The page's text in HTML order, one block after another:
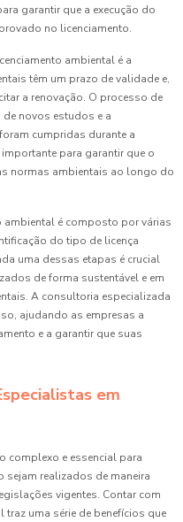
garantir que a execução do
no licenciamento.
ambiental é a
têm um prazo de validade e,
a renovação. O processo de
de novos estudos e a
cumpridas durante a
para garantir que o
normas ambientais ao longo do
ambiental é composto por várias
do tipo de licença
uma dessas etapas é crucial
de forma sustentável e em
A consultoria especializada
ajudando as empresas a
e a garantir que suas
em
complexo e essencial para
sejam realizados de maneira
vigentes. Contar com
uma série de benefícios que